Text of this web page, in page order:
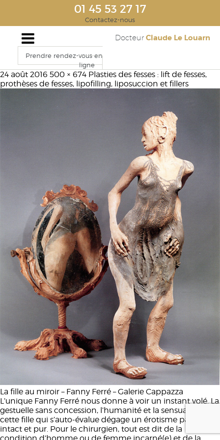
01 45 53 27 17
Contactez-nous
Docteur Claude Le Louarn
Prendre rendez-vous en
ligne
24 août 2016 500 × 674 Plasties des fesses : lift de fesses,
prothèses de fesses, lipofilling, liposuccion et fillers
La fille au miroir – Fanny Ferré – Galerie Cappazza
L’unique Fanny Ferré nous donne à voir un instant volé. La
gestuelle sans concession, l’humanité et la sensualité de
cette fille qui s’auto-évalue dégage un érotisme païen,
intact et pur. Pour le chirurgien, tout est dit de la